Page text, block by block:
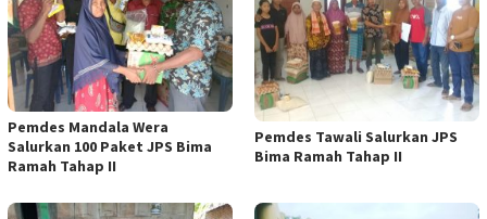
Pemdes Mandala Wera
Salurkan 100 Paket JPS Bima
Ramah Tahap II
Pemdes Tawali Salurkan JPS
Bima Ramah Tahap II